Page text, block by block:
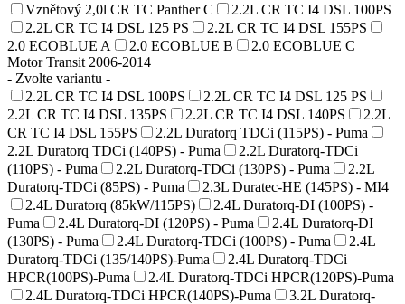
Vznětový 2,0l CR TC Panther C
2.2L CR TC I4 DSL 100PS
2.2L CR TC I4 DSL 125 PS
2.2L CR TC I4 DSL 155PS
2.0 ECOBLUE A
2.0 ECOBLUE B
2.0 ECOBLUE C
Motor Transit 2006-2014
- Zvolte variantu -
2.2L CR TC I4 DSL 100PS
2.2L CR TC I4 DSL 125 PS
2.2L CR TC I4 DSL 135PS
2.2L CR TC I4 DSL 140PS
2.2L
CR TC I4 DSL 155PS
2.2L Duratorq TDCi (115PS) - Puma
2.2L Duratorq TDCi (140PS) - Puma
2.2L Duratorq-TDCi
(110PS) - Puma
2.2L Duratorq-TDCi (130PS) - Puma
2.2L
Duratorq-TDCi (85PS) - Puma
2.3L Duratec-HE (145PS) - MI4
2.4L Duratorq (85kW/115PS)
2.4L Duratorq-DI (100PS) -
Puma
2.4L Duratorq-DI (120PS) - Puma
2.4L Duratorq-DI
(130PS) - Puma
2.4L Duratorq-TDCi (100PS) - Puma
2.4L
Duratorq-TDCi (135/140PS)-Puma
2.4L Duratorq-TDCi
HPCR(100PS)-Puma
2.4L Duratorq-TDCi HPCR(120PS)-Puma
2.4L Duratorq-TDCi HPCR(140PS)-Puma
3.2L Duratorq-